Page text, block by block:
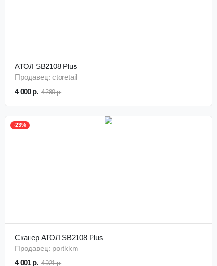
АТОЛ SB2108 Plus
Продавец: ctoretail
4 000 р. 4 280 р.
-23%
Сканер АТОЛ SB2108 Plus
Продавец: portkkm
4 001 р. 4 921 р.